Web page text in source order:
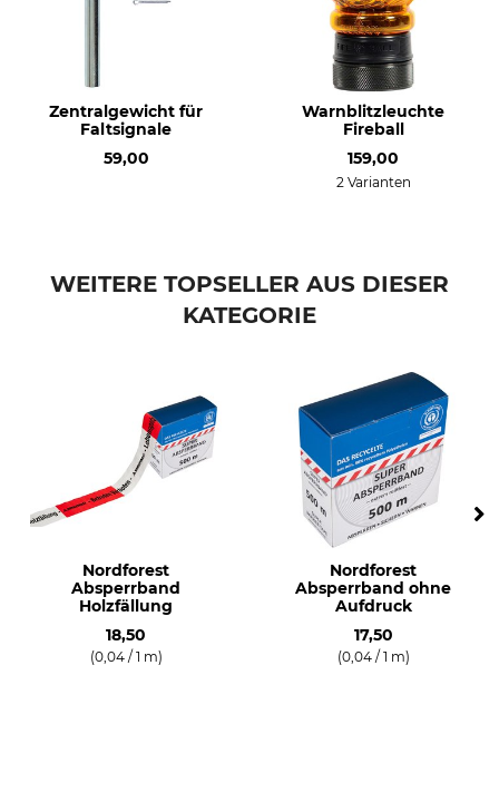
Zentralgewicht für
Faltsignale
59,00
Warnblitzleuchte
Fireball
159,00
2 Varianten
WEITERE TOPSELLER AUS DIESER
KATEGORIE
Nordforest
Absperrband
Holzfällung
18,50
(0,04 / 1 m)
Nordforest
Absperrband ohne
Aufdruck
17,50
(0,04 / 1 m)